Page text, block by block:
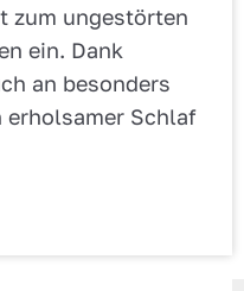
zum ungestörten
ein. Dank
an besonders
erholsamer Schlaf